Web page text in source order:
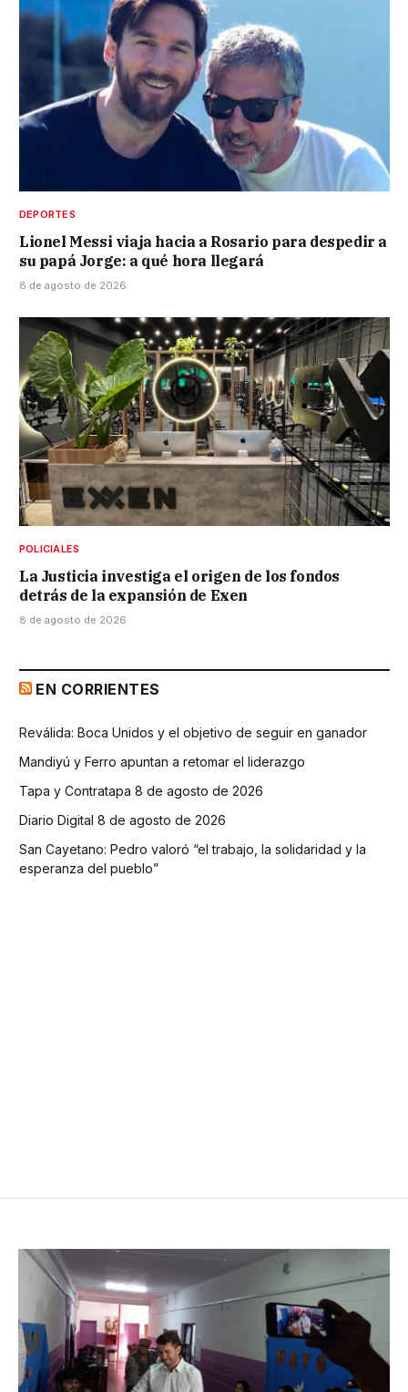
DEPORTES
Lionel Messi viaja hacia a Rosario para despedir a
su papá Jorge: a qué hora llegará
8 de agosto de 2026
POLICIALES
La Justicia investiga el origen de los fondos
detrás de la expansión de Exen
8 de agosto de 2026
EN CORRIENTES
Reválida: Boca Unidos y el objetivo de seguir en ganador
Mandiyú y Ferro apuntan a retomar el liderazgo
Tapa y Contratapa 8 de agosto de 2026
Diario Digital 8 de agosto de 2026
San Cayetano: Pedro valoró “el trabajo, la solidaridad y la
esperanza del pueblo”